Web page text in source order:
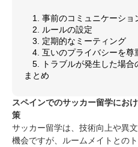
1. 事前のコミュニケーショ
2. ルールの設定
3. 定期的なミーティング
4. 互いのプライバシーを尊
5. トラブルが発生した場合
まとめ
スペインでのサッカー留学にお
策
サッカー留学は、技術向上や異
機会ですが、ルームメイトとの